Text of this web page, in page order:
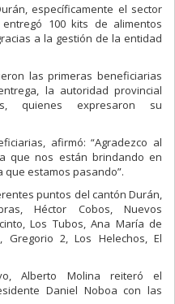
específicamente el sector
100 kits de alimentos
a la gestión de la entidad
las primeras beneficiarias
la autoridad provincial
quienes expresaron su
afirmó: “Agradezco al
que nos están brindando en
que estamos pasando”.
puntos del cantón Durán,
Héctor Cobos, Nuevos
Los Tubos, Ana María de
Gregorio 2, Los Helechos, El
Alberto Molina reiteró el
Daniel Noboa con las